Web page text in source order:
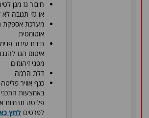
חיבור גז מגן
או גזי תגובה לא
מערכת אספקת
אוטומטית
תיבת עיבוד
איטום הגז
מפני זיהומים
דלת הרמה
כנף אוויר
באמצעות
פליטה תרמיות
לפרטים לחץ